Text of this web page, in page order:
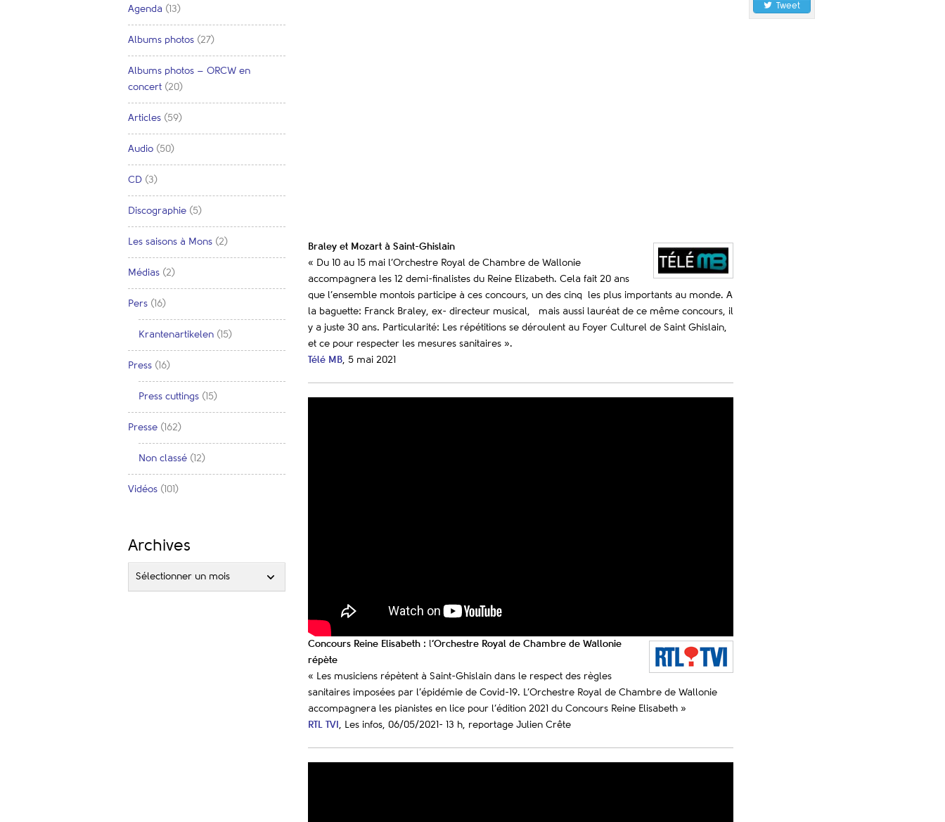
Braley et Mozart à Saint-Ghislain
« Du 10 au 15 mai l’Orchestre Royal de Chambre de Wallonie
accompagnera les 12 demi-finalistes du Reine Elizabeth. Cela fait 20 ans
que l’ensemble montois participe à ces concours, un des cinq les plus importants au monde. A
la baguette: Franck Braley, ex- directeur musical, mais aussi lauréat de ce même concours, il
y a juste 30 ans. Particularité: Les répétitions se déroulent au Foyer Culturel de Saint Ghislain,
et ce pour respecter les mesures sanitaires ».
Télé MB, 5 mai 2021
Concours Reine Elisabeth : l‘Orchestre Royal de Chambre de Wallonie
répète
« Les musiciens répètent à Saint-Ghislain dans le respect des règles
sanitaires imposées par l’épidémie de Covid-19. L’Orchestre Royal de Chambre de Wallonie
accompagnera les pianistes en lice pour l’édition 2021 du Concours Reine Elisabeth »
RTL TVI , Les infos, 06/05/2021- 13 h, reportage Julien Crête
Tweet
Agenda (13)
Albums photos (27)
Albums photos – ORCW en
concert (20)
Articles (59)
Audio (50)
CD (3)
Discographie (5)
Les saisons à Mons (2)
Médias (2)
Pers (16)
Krantenartikelen (15)
Press (16)
Press cuttings (15)
Presse (162)
Non classé (12)
Vidéos (101)
Archives
Sélectionner un mois